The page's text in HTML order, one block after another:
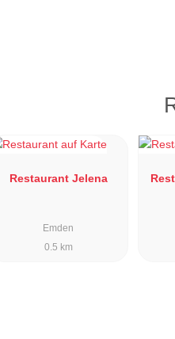
Restaurant Jelena
Emden
0.5 km